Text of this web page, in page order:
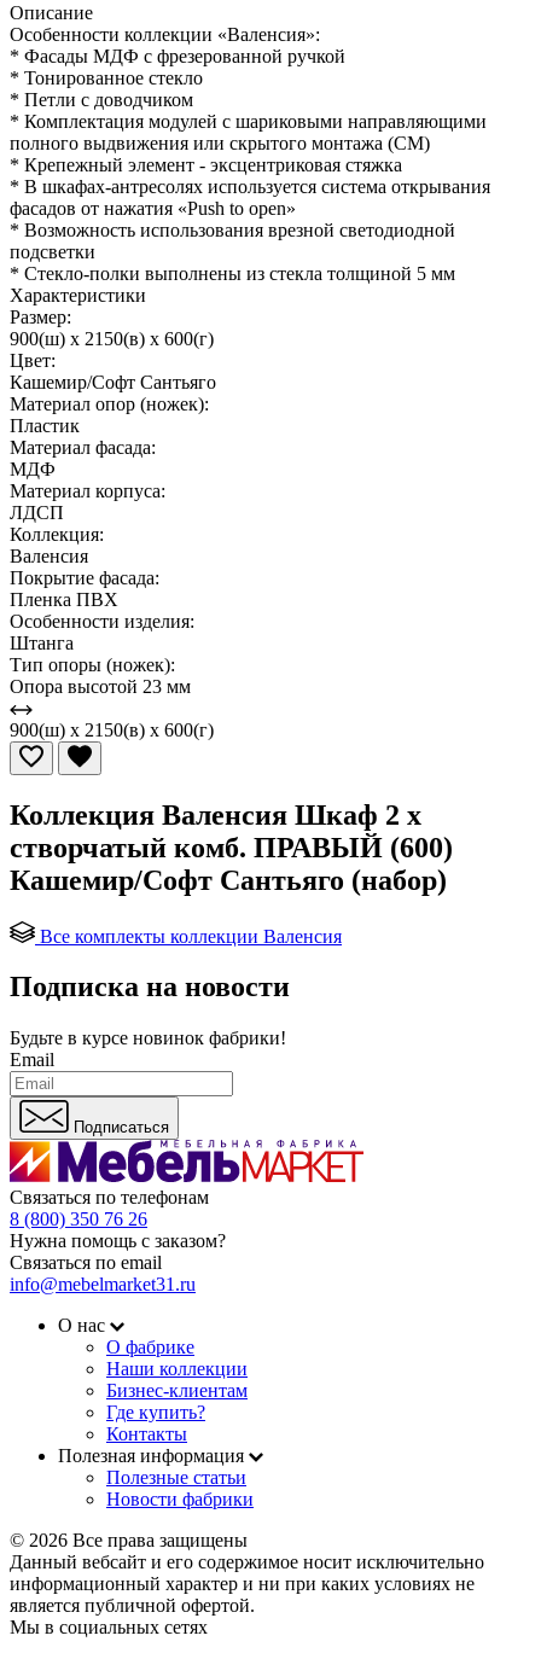
Описание
Особенности коллекции «Валенсия»:
* Фасады МДФ с фрезерованной ручкой
* Тонированное стекло
* Петли с доводчиком
* Комплектация модулей с шариковыми направляющими
полного выдвижения или скрытого монтажа (СМ)
* Крепежный элемент - эксцентриковая стяжка
* В шкафах-антресолях используется система открывания
фасадов от нажатия «Push to open»
* Возможность использования врезной светодиодной
подсветки
* Стекло-полки выполнены из стекла толщиной 5 мм
Характеристики
Размер:
900(ш) x 2150(в) x 600(г)
Цвет:
Кашемир/Софт Сантьяго
Материал опор (ножек):
Пластик
Материал фасада:
МДФ
Материал корпуса:
ЛДСП
Коллекция:
Валенсия
Покрытие фасада:
Пленка ПВХ
Особенности изделия:
Штанга
Тип опоры (ножек):
Опора высотой 23 мм
900(ш) x 2150(в) x 600(г)
Коллекция Валенсия Шкаф 2 х
створчатый комб. ПРАВЫЙ (600)
Кашемир/Софт Сантьяго (набор)
Все комплекты коллекции Валенсия
Подписка на новости
Будьте в курсе новинок фабрики!
Email
Подписаться
Связаться по телефонам
8 (800) 350 76 26
Нужна помощь с заказом?
Связаться по email
info@mebelmarket31.ru
О нас
О фабрике
Наши коллекции
Бизнес-клиентам
Где купить?
Контакты
Полезная информация
Полезные статьи
Новости фабрики
© 2026 Все права защищены
Данный вебсайт и его содержимое носит исключительно
информационный характер и ни при каких условиях не
является публичной офертой.
Мы в социальных сетях